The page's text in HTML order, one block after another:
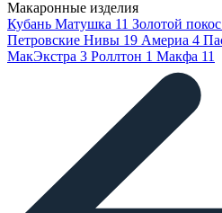
Макаронные изделия
Кубань Матушка 11 Золотой покос
Петровские Нивы 19 Америа 4
МакЭкстра 3 Роллтон 1 Макфа 11